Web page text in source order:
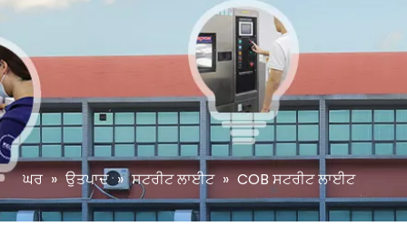
ਘਰ » ਉਤਪਾਦ » ਸਟਰੀਟ ਲਾਈਟ » COB ਸਟਰੀਟ ਲਾਈਟ